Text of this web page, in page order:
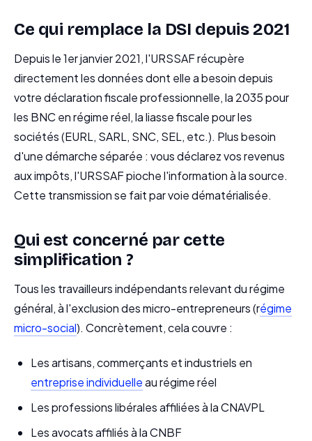
Ce qui remplace la DSI depuis 2021
Depuis le 1er janvier 2021, l'URSSAF récupère
directement les données dont elle a besoin depuis
votre déclaration fiscale professionnelle, la 2035 pour
les BNC en régime réel, la liasse fiscale pour les
sociétés (EURL, SARL, SNC, SEL, etc.). Plus besoin
d'une démarche séparée : vous déclarez vos revenus
aux impôts, l'URSSAF pioche l'information à la source.
Cette transmission se fait par voie dématérialisée.
Qui est concerné par cette
simplification ?
Tous les travailleurs indépendants relevant du régime
général, à l'exclusion des micro-entrepreneurs (régime
micro-social). Concrètement, cela couvre :
Les artisans, commerçants et industriels en
entreprise individuelleau régime réel
Les professions libérales affiliées à la CNAVPL
Les avocats affiliés à la CNBF